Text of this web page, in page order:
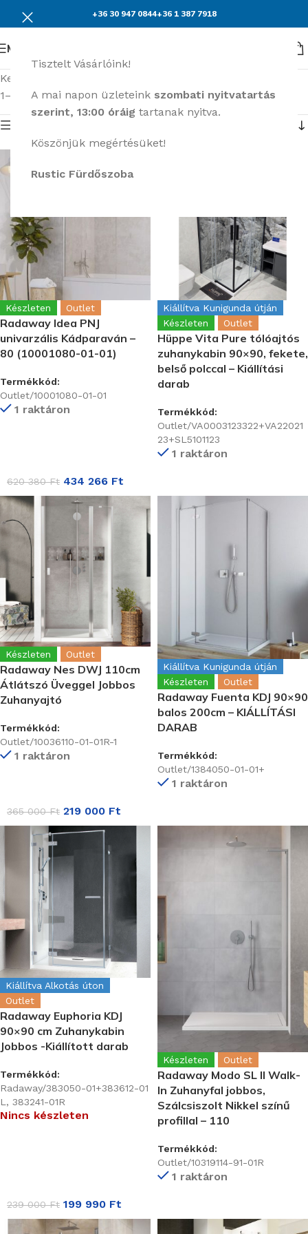
Tisztelt Vásárlóink!
A mai napon üzleteink szombati nyitvatartás
szerint, 13:00 óráig tartanak nyitva.
Köszönjük megértésüket!
Rustic Fürdőszoba
+36 30 947 0844+36 1 387 7918
Menü
Kezdőlap
1–15 termék, összesen 30 db
Készleten Outlet
Radaway Idea PNJ
univarzális Kádparaván –
80 (10001080-01-01)
Termékkód:
Outlet/10001080-01-01
1 raktáron
Kiállítva Kunigunda útján
Készleten
Outlet
Hüppe Vita Pure tólóajtós
zuhanykabin 90×90, fekete,
belső polccal – Kiállítási
darab
Termékkód:
Outlet/VA0003123322+VA22021
23+SL5101123
1 raktáron
620 380Ft 434 266 Ft
Készleten Outlet
Radaway Nes DWJ 110cm
Átlátszó Üveggel Jobbos
Zuhanyajtó
Termékkód:
Outlet/10036110-01-01R-1
1 raktáron
Kiállítva Kunigunda útján
Készleten
Outlet
Radaway Fuenta KDJ 90×90
balos 200cm – KIÁLLÍTÁSI
DARAB
Termékkód:
Outlet/1384050-01-01+
1 raktáron
365 000Ft 219 000 Ft
Kiállítva Alkotás úton
Outlet
Radaway Euphoria KDJ
90×90 cm Zuhanykabin
Jobbos -Kiállított darab
Termékkód:
Radaway/383050-01+383612-01
L, 383241-01R
Nincs készleten
Készleten Outlet
Radaway Modo SL II Walk-
In Zuhanyfal jobbos,
Szálcsiszolt Nikkel színű
profillal – 110
Termékkód:
Outlet/10319114-91-01R
1 raktáron
239 000Ft 199 990 Ft